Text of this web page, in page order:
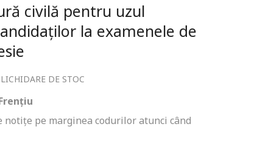
civilă pentru uzul
la examenele de
LICHIDARE DE STOC
notițe pe marginea codurilor atunci când